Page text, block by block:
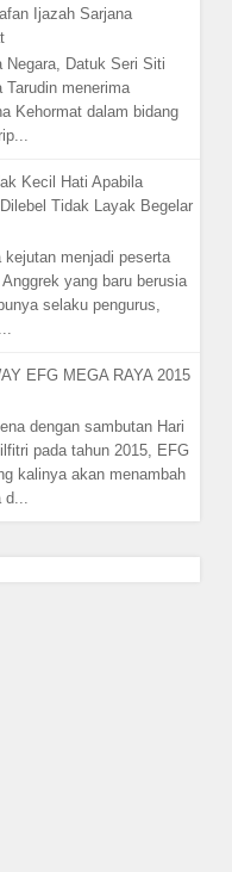
Ijazah Sarjana
Negara, Datuk Seri Siti
Tarudin menerima
Kehormat dalam bidang
Kecil Hati Apabila
Tidak Layak Begelar
kejutan menjadi peserta
yang baru berusia
selaku pengurus,
EFG MEGA RAYA 2015
dengan sambutan Hari
pada tahun 2015, EFG
kalinya akan menambah